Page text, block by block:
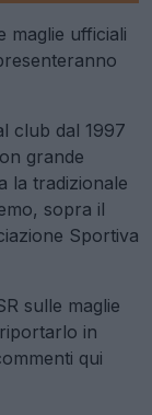
maglie ufficiali
club dal 1997
grande
la tradizionale
sopra il
Sportiva
sulle maglie
in
qui